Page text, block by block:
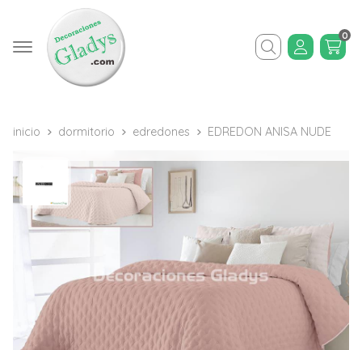
Buscar
0
inicio dormitorio edredones EDREDON ANISA NUDE